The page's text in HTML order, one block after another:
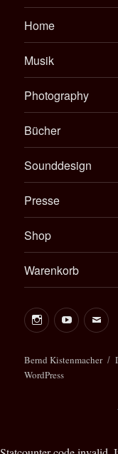
Home
Musik
Photography
Bücher
Sounddesign
Presse
Shop
Warenkorb
InstagramYoutubeE-
Bernd Kistenmacher
WordPress